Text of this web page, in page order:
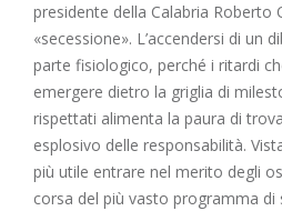
presidente della Calabria Roberto
«secessione». L’accendersi di un
parte fisiologico, perché i ritardi
emergere dietro la griglia di
rispettati alimenta la paura di
esplosivo delle responsabilità.
più utile entrare nel merito degli
corsa del più vasto programma di